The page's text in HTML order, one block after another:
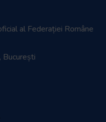
al Federației Române